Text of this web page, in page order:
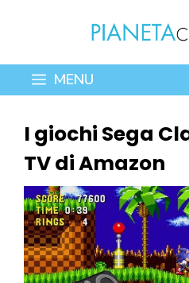
contenuto
MENU
I giochi Sega
TV di Amazon